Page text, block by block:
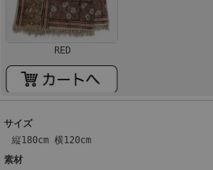
RED
サイズ
縦180cm 横120cm
素材